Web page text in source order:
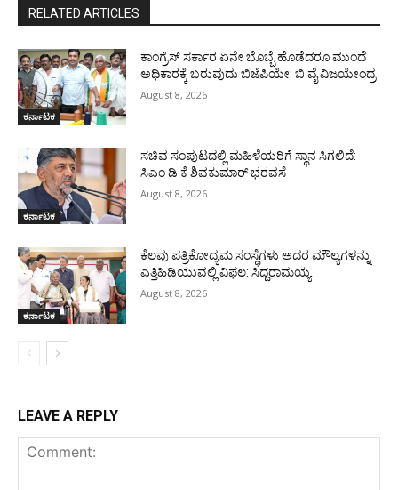
RELATED ARTICLES
ಕರ್ನಾಟಕ
ಕಾಂಗ್ರೆಸ್ ಸರ್ಕಾರ ಏನೇ ಬೊಬ್ಬೆ ಹೊಡೆದರೂ ಮುಂದೆ
ಅಧಿಕಾರಕ್ಕೆ ಬರುವುದು ಬಿಜೆಪಿಯೇ: ಬಿ ವೈ ವಿಜಯೇಂದ್ರ
August 8, 2026
ಕರ್ನಾಟಕ
ಸಚಿವ ಸಂಪುಟದಲ್ಲಿ ಮಹಿಳೆಯರಿಗೆ ಸ್ಥಾನ ಸಿಗಲಿದೆ:
ಸಿಎಂ ಡಿ ಕೆ ಶಿವಕುಮಾರ್ ಭರವಸೆ
August 8, 2026
ಕರ್ನಾಟಕ
ಕೆಲವು ಪತ್ರಿಕೋದ್ಯಮ ಸಂಸ್ಥೆಗಳು ಅದರ ಮೌಲ್ಯಗಳನ್ನು
ಎತ್ತಿಹಿಡಿಯುವಲ್ಲಿ ವಿಫಲ: ಸಿದ್ದರಾಮಯ್ಯ
August 8, 2026
LEAVE A REPLY